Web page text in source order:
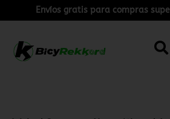
Envíos gratis para compras